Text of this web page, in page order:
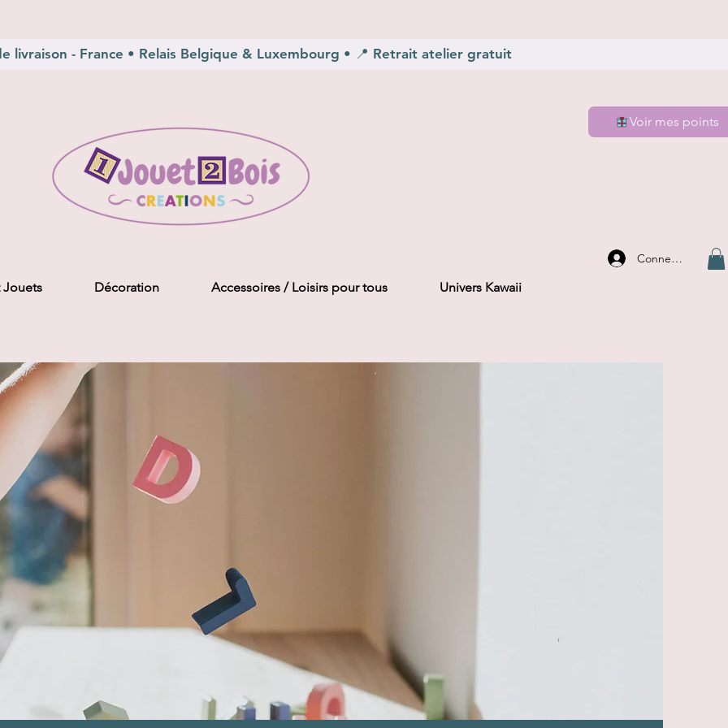
livraison - France • Relais Belgique & Luxembourg • 📍 Retrait atelier gratuit
Voir mes points
Décoration Accessoires / Loisirs pour tous Univers Kawaii
Connexion